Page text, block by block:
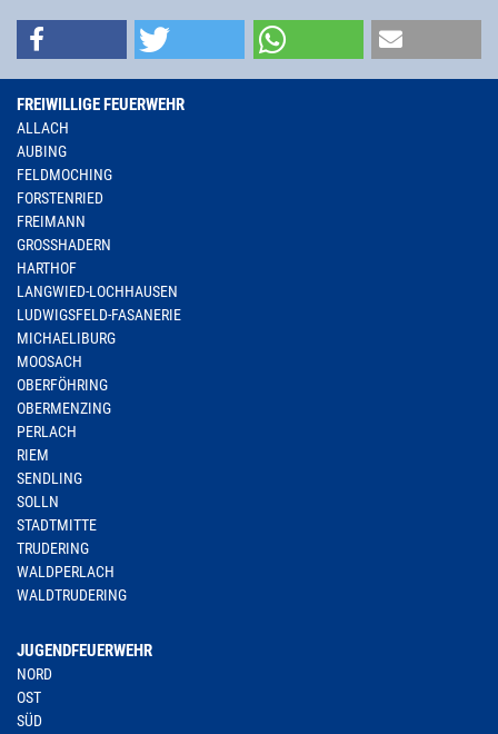
FREIWILLIGE FEUERWEHR
ALLACH
AUBING
FELDMOCHING
FORSTENRIED
FREIMANN
GROSSHADERN
HARTHOF
LANGWIED-LOCHHAUSEN
LUDWIGSFELD-FASANERIE
MICHAELIBURG
MOOSACH
OBERFÖHRING
OBERMENZING
PERLACH
RIEM
SENDLING
SOLLN
STADTMITTE
TRUDERING
WALDPERLACH
WALDTRUDERING
JUGENDFEUERWEHR
NORD
OST
SÜD